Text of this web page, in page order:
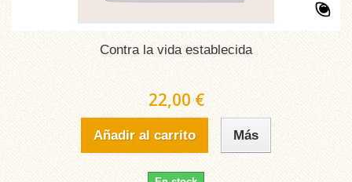
Contra la vida establecida
22,00 €
Añadir al carrito Más